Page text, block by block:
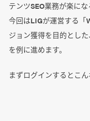
テンツSEO業務が楽に
今回はLIGが運営する「
ジョン獲得を目的とし
を例に進めます。
まずログインするとこん